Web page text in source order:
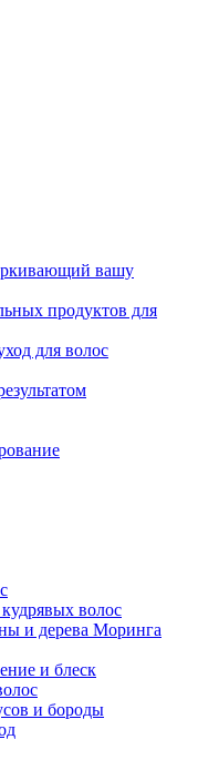
вашу
продуктов для
для волос
волос
и дерева Моринга
и блеск
и бороды